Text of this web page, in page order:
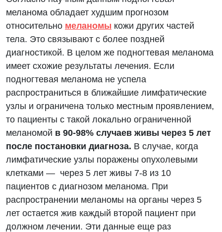
меланома обладает худшим прогнозом
относительно меланомы кожи других частей
тела. Это связывают с более поздней
диагностикой. В целом же подногтевая меланома
имеет схожие результаты лечения. Если
подногтевая меланома не успела
распространиться в ближайшие лимфатические
узлы и ограничена только местным проявлением,
то пациенты с такой локально ограниченной
меланомой в 90-98% случаев живы через 5 лет
после постановки диагноза. В случае, когда
лимфатические узлы поражены опухолевыми
клетками — через 5 лет живы 7-8 из 10
пациентов с диагнозом меланома. При
распространении меланомы на органы через 5
лет остается жив каждый второй пациент при
должном лечении. Эти данные еще раз